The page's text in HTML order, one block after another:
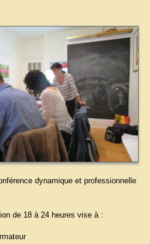
dynamique et professionnelle
de 18 à 24 heures vise à :